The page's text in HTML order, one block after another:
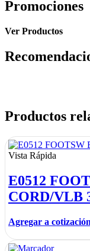
Promociones
Ver Productos
Productos
Vista Rápida
E0512
CORD/VLB
Agregar a cotización